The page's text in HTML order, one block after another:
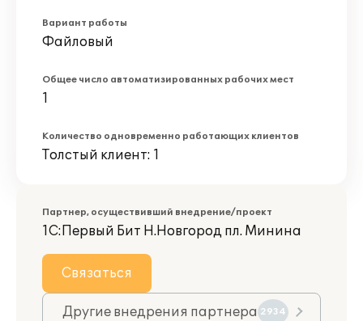
Вариант работы
Файловый
Общее число автоматизированных рабочих мест
1
Количество одновременно работающих клиентов
Толстый клиент: 1
Партнер, осуществивший внедрение/проект
1С:Первый Бит Н.Новгород пл. Минина
Связаться
Другие внедрения партнера 2934